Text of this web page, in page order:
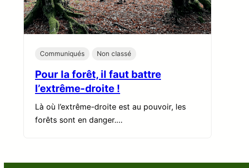
Communiqués Non classé
Pour la forêt, il faut battre
l’extrême-droite !
Là où l’extrême-droite est au pouvoir, les
forêts sont en danger.…